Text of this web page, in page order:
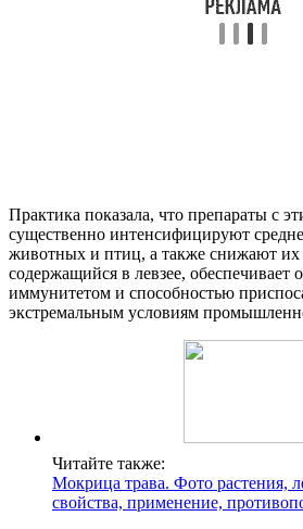
Практика показала, что препараты с
существенно интенсифицируют
животных и птиц, а также снижают их
содержащийся в левзее, обеспечивает
иммунитетом и способностью
экстремальным условиям
Читайте также:
Мокрица трава. Фото растения,
свойства, применение,